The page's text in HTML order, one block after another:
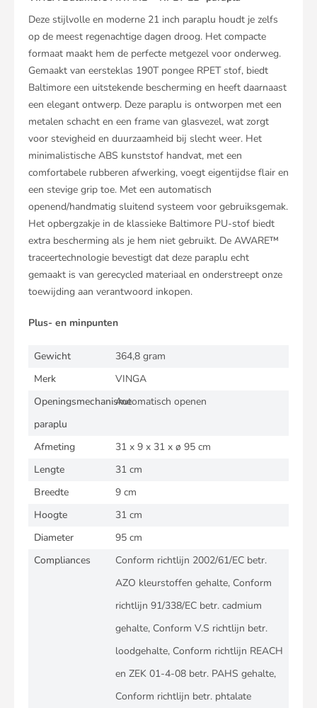
Deze stijlvolle en moderne 21 inch paraplu houdt je zelfs
op de meest regenachtige dagen droog. Het compacte
formaat maakt hem de perfecte metgezel voor onderweg.
Gemaakt van eersteklas 190T pongee RPET stof, biedt
Baltimore een uitstekende bescherming en heeft daarnaast
een elegant ontwerp. Deze paraplu is ontworpen met een
metalen schacht en een frame van glasvezel, wat zorgt
voor stevigheid en duurzaamheid bij slecht weer. Het
minimalistische ABS kunststof handvat, met een
comfortabele rubberen afwerking, voegt eigentijdse flair en
een stevige grip toe. Met een automatisch
openend/handmatig sluitend systeem voor gebruiksgemak.
Het opbergzakje in de klassieke Baltimore PU-stof biedt
extra bescherming als je hem niet gebruikt. De AWARE™
traceertechnologie bevestigt dat deze paraplu echt
gemaakt is van gerecycled materiaal en onderstreept onze
toewijding aan verantwoord inkopen.
Plus- en minpunten
Gewicht
364,8 gram
Merk
VINGA
Openingsmechanisme
paraplu
Automatisch openen
Afmeting
31 x 9 x 31 x ø 95 cm
Lengte
31 cm
Breedte
9 cm
Hoogte
31 cm
Diameter
95 cm
Compliances
Conform richtlijn 2002/61/EC betr.
AZO kleurstoffen gehalte, Conform
richtlijn 91/338/EC betr. cadmium
gehalte, Conform V.S richtlijn betr.
loodgehalte, Conform richtlijn REACH
en ZEK 01-4-08 betr. PAHS gehalte,
Conform richtlijn betr. phtalate